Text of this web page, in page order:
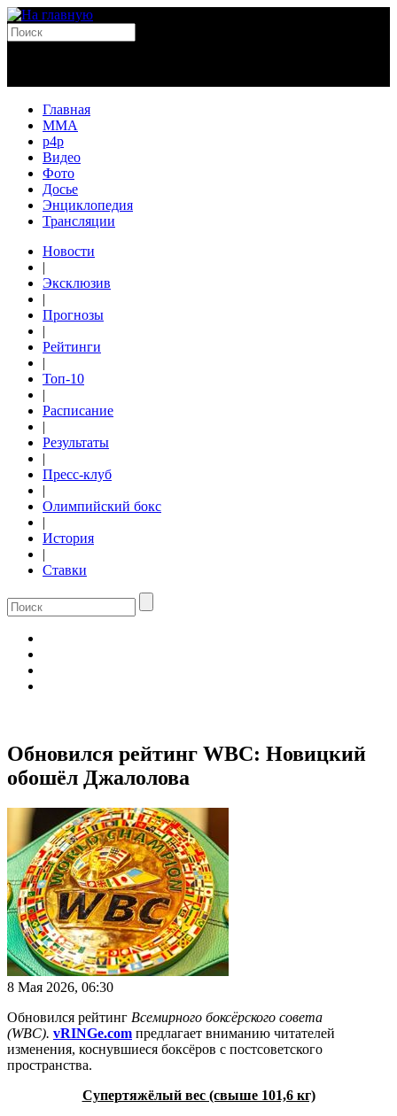
Главная
MMA
p4p
Видео
Фото
Досье
Энциклопедия
Трансляции
Новости
|
Эксклюзив
|
Прогнозы
|
Рейтинги
|
Топ-10
|
Расписание
|
Результаты
|
Пресс-клуб
|
Олимпийский бокс
|
История
|
Ставки
Обновился рейтинг WBC: Новицкий
обошёл Джалолова
8 Мая 2026, 06:30
Обновился рейтинг Всемирного боксёрского совета
(WBC). vRINGe.com предлагает вниманию читателей
изменения, коснувшиеся боксёров с постсоветского
пространства.
Супертяжёлый вес (свыше 101,6 кг)